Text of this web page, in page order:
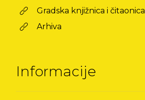
Gradska knjižnica i
Arhiva
Informacije